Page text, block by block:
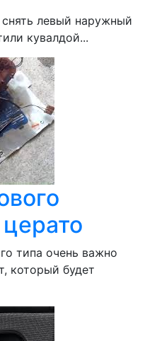
левый наружный
кувалдой...
типа очень важно
который будет